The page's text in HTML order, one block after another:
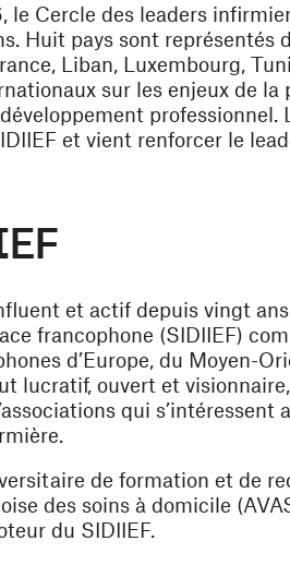
le Cercle des leaders
Huit pays sont représentés
Liban, Luxembourg,
sur les enjeux de
et vient renforcer le
et actif depuis vingt
francophone (SIDIIEF)
d’Europe, du Moyen-
lucratif, ouvert et
qui
de formation et de
des soins à domicile
du SIDIIEF.